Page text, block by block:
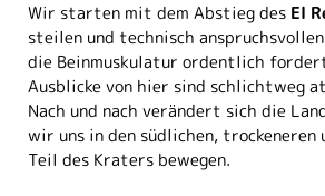
Wir starten mit dem Abstieg des El
steilen und technisch
die Beinmuskulatur ordentlich
Ausblicke von hier sind schlichtweg
Nach und nach verändert sich die
wir uns in den südlichen, trockeneren
Teil des Kraters bewegen.